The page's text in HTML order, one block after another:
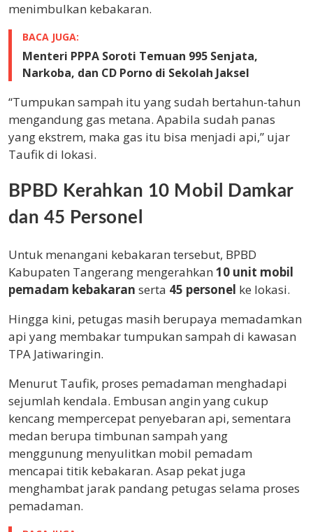
menimbulkan kebakaran.
BACA JUGA:
Menteri PPPA Soroti Temuan 995 Senjata,
Narkoba, dan CD Porno di Sekolah Jaksel
“Tumpukan sampah itu yang sudah bertahun-tahun
mengandung gas metana. Apabila sudah panas
yang ekstrem, maka gas itu bisa menjadi api,” ujar
Taufik di lokasi.
BPBD Kerahkan 10 Mobil Damkar
dan 45 Personel
Untuk menangani kebakaran tersebut, BPBD
Kabupaten Tangerang mengerahkan 10 unit mobil
pemadam kebakaran serta 45 personel ke lokasi.
Hingga kini, petugas masih berupaya memadamkan
api yang membakar tumpukan sampah di kawasan
TPA Jatiwaringin.
Menurut Taufik, proses pemadaman menghadapi
sejumlah kendala. Embusan angin yang cukup
kencang mempercepat penyebaran api, sementara
medan berupa timbunan sampah yang
menggunung menyulitkan mobil pemadam
mencapai titik kebakaran. Asap pekat juga
menghambat jarak pandang petugas selama proses
pemadaman.